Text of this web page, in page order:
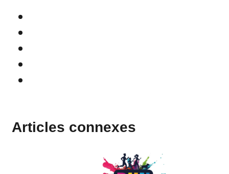
Articles connexes